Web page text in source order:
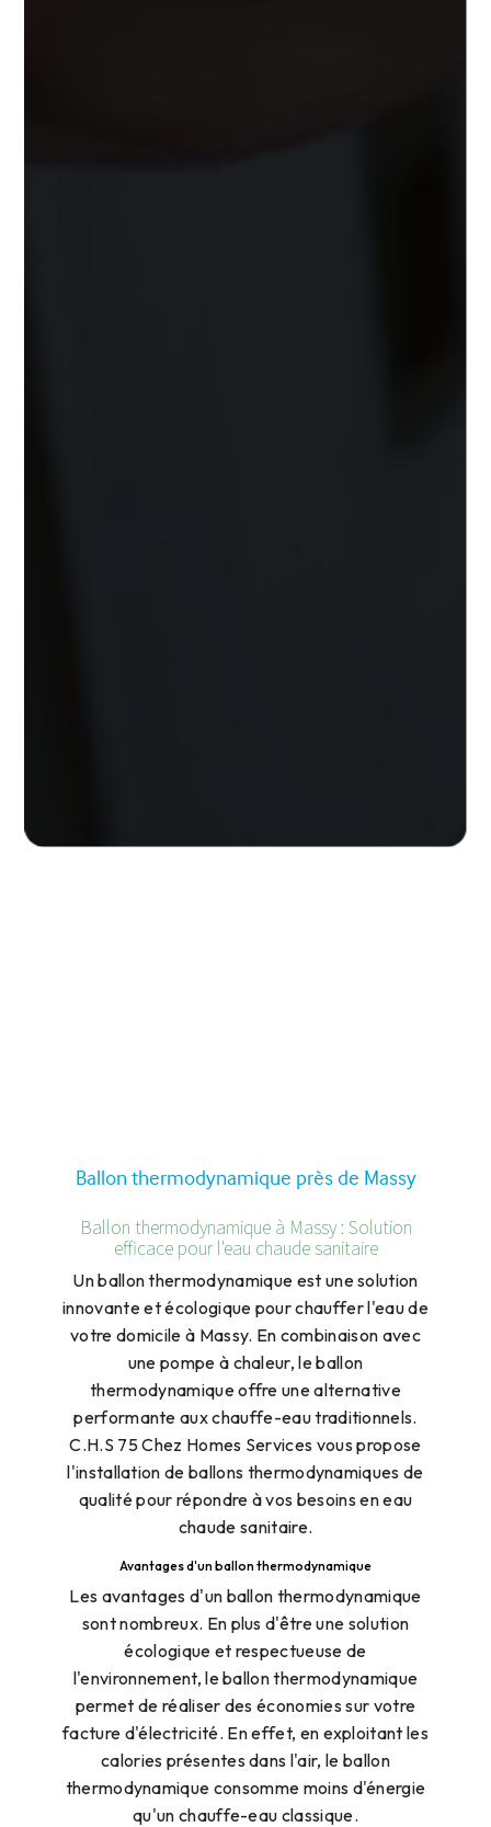
Ballon thermodynamique près de Massy
Ballon thermodynamique à Massy : Solution
efficace pour l'eau chaude sanitaire
Un ballon thermodynamique est une solution
innovante et écologique pour chauffer l'eau de
votre domicile à Massy. En combinaison avec
une pompe à chaleur, le ballon
thermodynamique offre une alternative
performante aux chauffe-eau traditionnels.
C.H.S 75 Chez Homes Services vous propose
l'installation de ballons thermodynamiques de
qualité pour répondre à vos besoins en eau
chaude sanitaire.
Avantages d'un ballon thermodynamique
Les avantages d'un ballon thermodynamique
sont nombreux. En plus d'être une solution
écologique et respectueuse de
l'environnement, le ballon thermodynamique
permet de réaliser des économies sur votre
facture d'électricité. En effet, en exploitant les
calories présentes dans l'air, le ballon
thermodynamique consomme moins d'énergie
qu'un chauffe-eau classique.